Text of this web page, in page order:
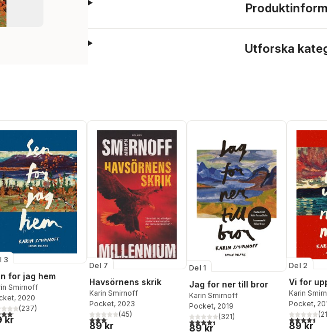
Utforska
3
for jag hem
Smirnoff
, 2020
5 stjärnor. Totalt antal röster:
(237)
kr
Del 7
Havsörnens skrik
Karin Smirnoff
Pocket, 2023
3,1utav 5 stjärnor. Totalt antal röster:
(45)
89 kr
Del 1
Jag for ner till bror
Karin Smirnoff
Pocket, 2019
4,4utav 5 stjärnor. Totalt antal röster:
(321)
89 kr
Del 2
Vi for
Karin
Pocket,
4,5utav 5(
89 kr